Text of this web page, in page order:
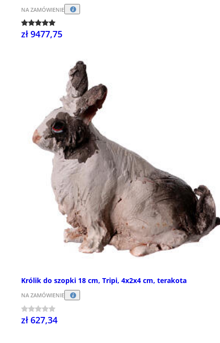
NA ZAMÓWIENIE
zł 9477,75
Królik do szopki 18 cm, Tripi, 4x2x4 cm, terakota
NA ZAMÓWIENIE
zł 627,34